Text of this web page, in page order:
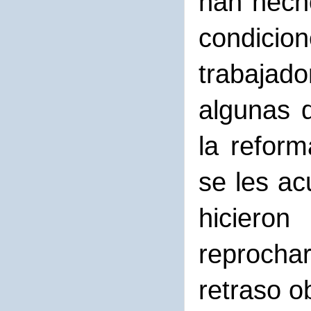
algunas
la
se les
retraso